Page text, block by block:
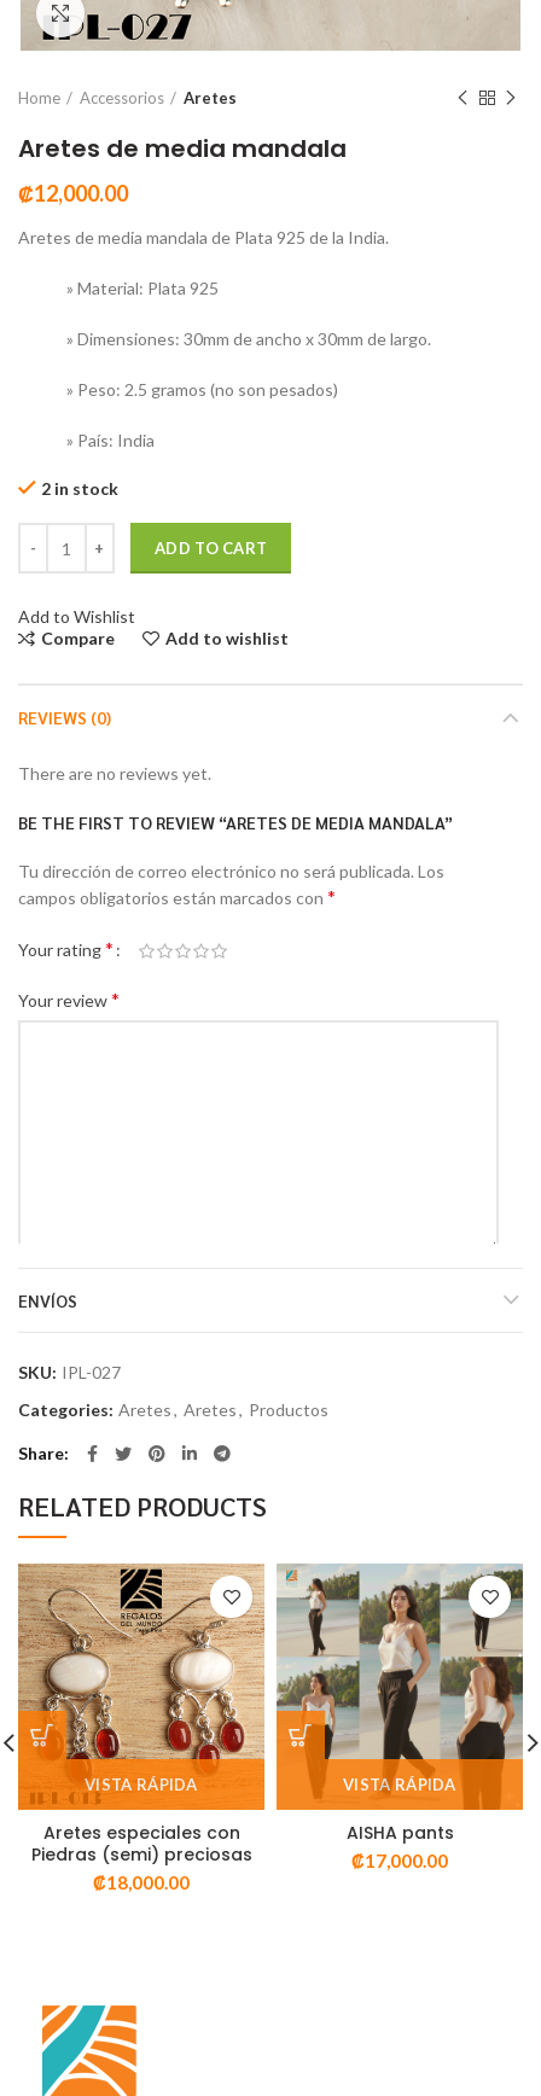
Click to enlarge
Home Accessorios Aretes
Aretes de media mandala
₡12,000.00
Aretes de media mandala de Plata 925 de la India.
» Material: Plata 925
» Dimensiones: 30mm de ancho x 30mm de largo.
» Peso: 2.5 gramos (no son pesados)
» País: India
2 in stock
ADD TO CART
Add to Wishlist
Compare
Add to wishlist
REVIEWS (0)
There are no reviews yet.
BE THE FIRST TO REVIEW “ARETES DE MEDIA MANDALA”
Tu dirección de correo electrónico no será publicada. Los
campos obligatorios están marcados con *
Your rating*
Your review*
Email *
ENVÍOS
SKU: IPL-027
Categories: Aretes, Aretes, Productos
Share
RELATED PRODUCTS
VISTA RÁPIDA
Aretes especiales con
Piedras (semi) preciosas
₡18,000.00
VISTA RÁPIDA
AISHA pants
₡17,000.00